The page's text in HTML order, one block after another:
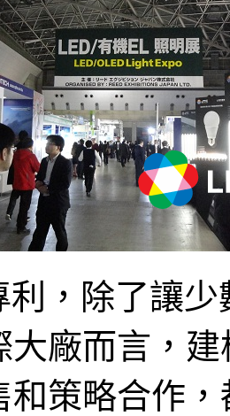
利，除了讓
大廠而言，
和策略合作